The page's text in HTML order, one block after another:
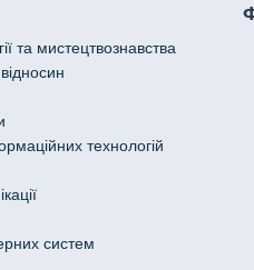
та мистецтвознавства
технологій
систем